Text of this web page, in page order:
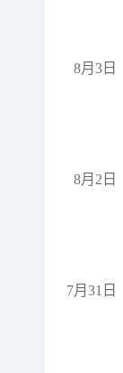
8月3日
8月2日
7月31日